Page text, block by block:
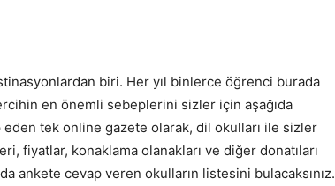
biri. Her yıl binlerce öğrenci burada
en önemli sebeplerini sizler için aşağıda
eden tek online gazete olarak, dil okulları ile sizler
fiyatlar, konaklama olanakları ve diğer donatıları
ankete cevap veren okulların listesini bulacaksınız.